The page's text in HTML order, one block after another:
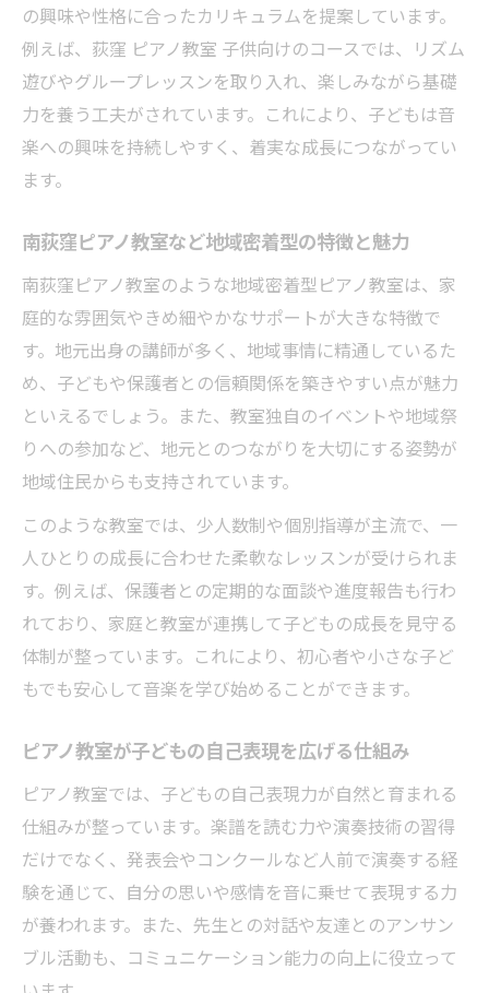
長く通えるピアノ教室で築く信頼関係の大
切さ
ピアノ教室の発表会が成長のきっかけにな
ピアノ教室で広がる子どもの自己表現の場
中央線グリーン車 音楽体験と地域参加の魅
力
ピアノ教室 杉並区の発表会で得る新しい経
験
子どもが主体的に参加できるピアノ教室の
工夫
ピアノ教室で学ぶことで自信が育つ理由
通いやすさが光るピアノ教室選びの新視点
駅近や通学導線を重視したピアノ教室の選
び方
ピアノ教室 荻窪エリアの通いやすさと魅力
振替しやすいピアノ教室が選ばれる理由と
子どもの生活リズムに合うピアノ教室探し
オンライン対応可能なピアノ教室の特徴
の興味や性格に合ったカリキュラムを提案しています。
例えば、荻窪 ピアノ教室 子供向けのコースでは、リズム
遊びやグループレッスンを取り入れ、楽しみながら基礎
力を養う工夫がされています。これにより、子どもは音
楽への興味を持続しやすく、着実な成長につながってい
ます。
南荻窪ピアノ教室など地域密着型の特徴と魅力
南荻窪ピアノ教室のような地域密着型ピアノ教室は、家
庭的な雰囲気やきめ細やかなサポートが大きな特徴で
す。地元出身の講師が多く、地域事情に精通しているた
め、子どもや保護者との信頼関係を築きやすい点が魅力
といえるでしょう。また、教室独自のイベントや地域祭
りへの参加など、地元とのつながりを大切にする姿勢が
地域住民からも支持されています。
このような教室では、少人数制や個別指導が主流で、一
人ひとりの成長に合わせた柔軟なレッスンが受けられま
す。例えば、保護者との定期的な面談や進度報告も行わ
れており、家庭と教室が連携して子どもの成長を見守る
体制が整っています。これにより、初心者や小さな子ど
もでも安心して音楽を学び始めることができます。
ピアノ教室が子どもの自己表現を広げる仕組み
ピアノ教室では、子どもの自己表現力が自然と育まれる
仕組みが整っています。楽譜を読む力や演奏技術の習得
だけでなく、発表会やコンクールなど人前で演奏する経
験を通じて、自分の思いや感情を音に乗せて表現する力
が養われます。また、先生との対話や友達とのアンサン
ブル活動も、コミュニケーション能力の向上に役立って